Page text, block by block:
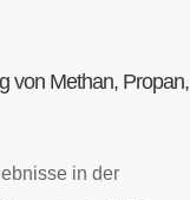
von Methan, Propan,
in der